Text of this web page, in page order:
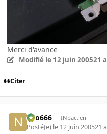
Merci d'avance
Modifié le 12 juin 200521 a
Citer
neo666 INpactien
Posté(e) le 12 juin 200521 a